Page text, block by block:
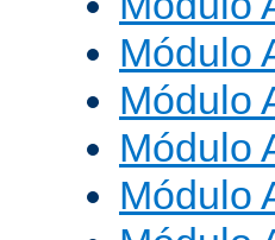
Módulo
Módulo
Módulo
Módulo